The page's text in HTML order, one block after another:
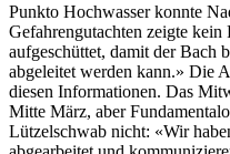
Punkto Hochwasser konnte
Gefahrengutachten zeigte kein
aufgeschüttet, damit der Bach
abgeleitet werden kann.» Die
diesen Informationen. Das
Mitte März, aber
Lützelschwab nicht: «Wir